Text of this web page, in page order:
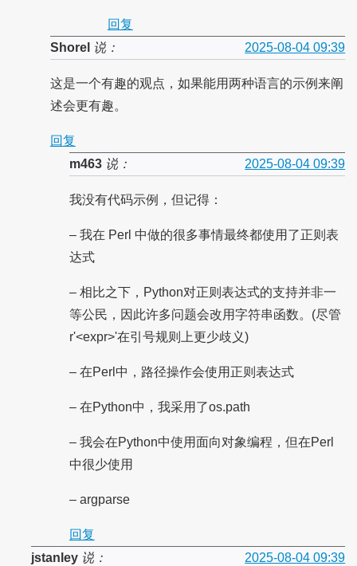
回复
Shorel 说： 2025-08-04 09:39
这是一个有趣的观点，如果能用两种语言的示例来阐
述会更有趣。
回复
m463说： 2025-08-04 09:39
我没有代码示例，但记得：
– 我在 Perl 中做的很多事情最终都使用了正则表
达式
– 相比之下，Python对正则表达式的支持并非一
等公民，因此许多问题会改用字符串函数。(尽管
r'<expr>'在引号规则上更少歧义)
– 在Perl中，路径操作会使用正则表达式
– 在Python中，我采用了os.path
– 我会在Python中使用面向对象编程，但在Perl
中很少使用
– argparse
回复
jstanley说： 2025-08-04 09:39